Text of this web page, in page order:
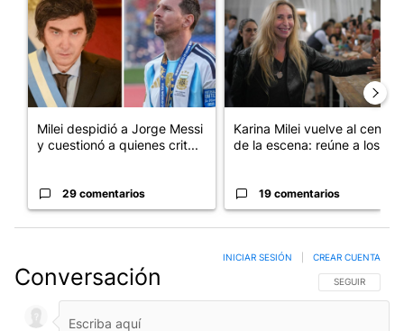
Milei despidió a Jorge Messi
y cuestionó a quienes crit...
29 comentarios
Karina Milei vuelve al centro
de la escena: reúne a los...
19 comentarios
Conversación SIGA ESTA
SEGUIR
INICIAR SESIÓN CREAR CUENTA